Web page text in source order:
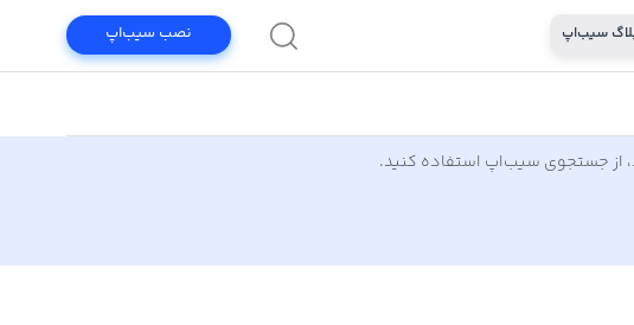
سیب‌اپ نصب سیب‌اپ
از جستجوی سیب‌اپ استفاده کنید.